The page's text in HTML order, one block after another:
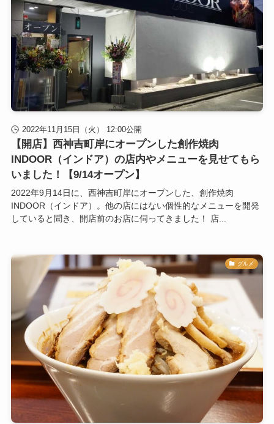
2022年11月15日（火） 12:00公開
【開店】西神吉町岸にオープンした創作焼肉
INDOOR（インドア）の店内やメニューを見せてもら
いました！【9/14オープン】
2022年9月14日に、西神吉町岸にオープンした、創作焼肉
INDOOR（インドア）。他の店にはない個性的なメニューを開発
していると聞き、開店前のお店に伺ってきました！ 店...
グルメ